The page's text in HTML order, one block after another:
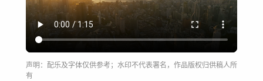
声明：配乐及字体仅供参考；水印不代表署名，作品版权归供稿人所
有